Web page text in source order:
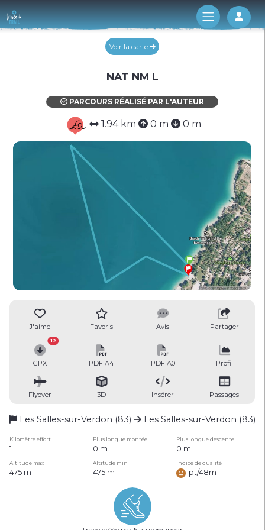
Log
Voir la carte
NAT NM L
PARCOURS RÉALISÉ PAR L'AUTEUR
1.94 km 0 m 0 m
J'aime Favoris Avis Partager
GPX
12
PDF A4 PDF A0 Profil
Flyover 3D Insérer Passages
Les Salles-sur-Verdon (83) Les Salles-sur-Verdon (83)
Kilomètre effort Plus longue montée Plus longue descente
1 0 m 0 m
Altitude max Altitude min Indice de qualité
475 m 475 m 1pt/48m